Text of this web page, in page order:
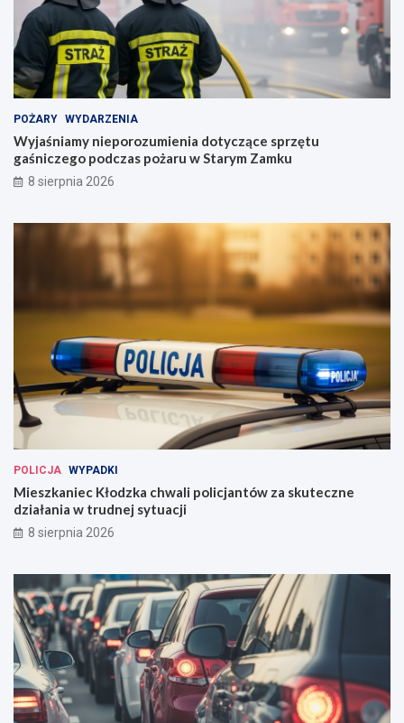
POŻARY WYDARZENIA
Wyjaśniamy nieporozumienia dotyczące sprzętu
gaśniczego podczas pożaru w Starym Zamku
8 sierpnia 2026
POLICJA WYPADKI
Mieszkaniec Kłodzka chwali policjantów za skuteczne
działania w trudnej sytuacji
8 sierpnia 2026